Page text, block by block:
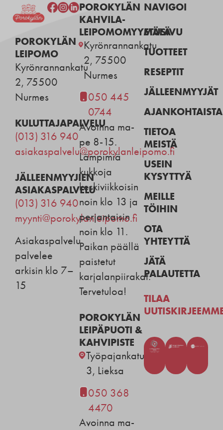
POROKYLÄN
LEIPOMO
Kyrönrannankatu
2, 75500
Nurmes
KULUTTAJAPALVELU
(013) 316 940
asiakaspalvelu@porokylanleipomo.fi
JÄLLEENMYYJIEN
ASIAKASPALVELU
(013) 316 940
myynti@porokylanleipomo.fi
Asiakaspalvelu
palvelee
arkisin klo 7–
15
POROKYLÄN
KAHVILA-
LEIPOMOMYYMÄLÄ
Kyrönrannankatu
2, 75500
Nurmes
050 445
0744
Avoinna ma-
pe 8-15.
Lämpimiä
kukkoja
keskiviikkoisin
noin klo 13 ja
perjantaisin
noin klo 11.
Paikan päällä
paistetut
karjalanpiirakat.
Tervetuloa!
POROKYLÄN
LEIPÄPUOTI &
KAHVIPISTE
Työpajankatu
3, Lieksa
050 368
4470
Avoinna ma-
NAVIGOI
ETUSIVU
TUOTTEET
RESEPTIT
JÄLLEENMYYJÄT
AJANKOHTAISTA
TIETOA
MEISTÄ
USEIN
KYSYTTYÄ
MEILLE
TÖIHIN
OTA
YHTEYTTÄ
JÄTÄ
PALAUTETTA
TILAA